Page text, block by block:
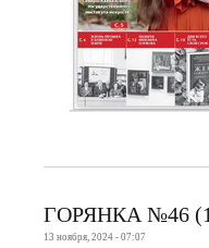
ГОРЯНКА №46
13 ноября, 2024 - 07:07